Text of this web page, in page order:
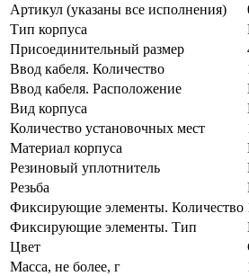
Артикул (указаны все исполнения)
Тип корпуса
Присоединительный размер
Ввод кабеля. Количество
Ввод кабеля. Расположение
Вид корпуса
Количество установочных мест
Материал корпуса
Резиновый уплотнитель
Резьба
Фиксирующие элементы. Количество
Фиксирующие элементы. Тип
Цвет
Масса, не более, г